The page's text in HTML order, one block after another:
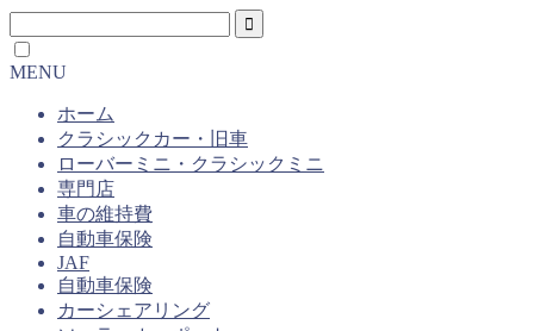
MENU
ホーム
クラシックカー・旧車
ローバーミニ・クラシックミニ
専門店
車の維持費
自動車保険
JAF
自動車保険
カーシェアリング